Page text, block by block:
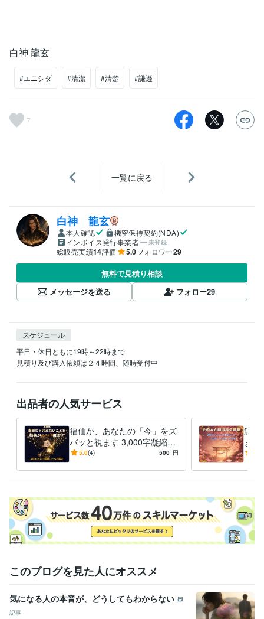
白神 龍玄
#エニシダ #清潔 #清楚 #謙遜
7
一覧に戻る
白神 龍玄
本人確認
機密保持契約(NDA)
インボイス発行事業者
未登録
総販売実績14評価 5.0フォロワー29
無料で見積り相談
メッセージを送る
フォロー29
スケジュール
平日・休日ともに19時～22時まで
出品者の人気サービス
福仙が、あなたの「今」をズ
バッと視ます 3,000字凝縮｜
龍玄本鑑定と同じ濃さで、ズ
5.0(4) 500 円
運命
ます
至る
このブログを見た人にオススメ
気になる人の本音が、どうしてもわからない
記事